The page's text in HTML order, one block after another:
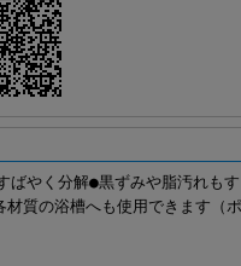
やく分解●黒ずみや脂汚れも
質の浴槽へも使用できます（